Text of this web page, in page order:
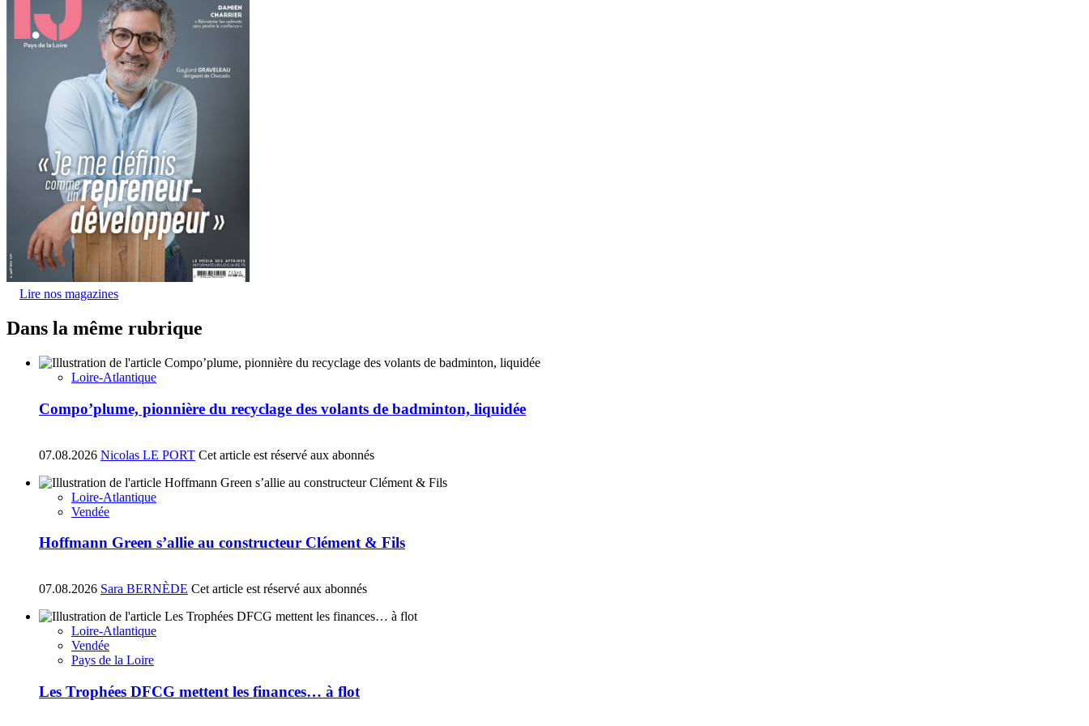
Lire nos magazines
Dans la même rubrique
Loire-Atlantique
Compo’plume, pionnière du recyclage des volants de badminton, liquidée
07.08.2026 Nicolas LE PORT Cet article est réservé aux abonnés
Loire-Atlantique
Vendée
Hoffmann Green s’allie au constructeur Clément & Fils
07.08.2026 Sara BERNÈDE Cet article est réservé aux abonnés
Loire-Atlantique
Vendée
Pays de la Loire
Les Trophées DFCG mettent les finances… à flot